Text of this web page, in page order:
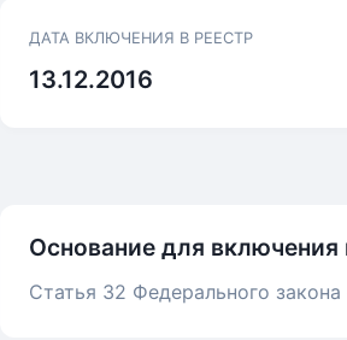
ДАТА ВКЛЮЧЕНИЯ В РЕЕСТР
13.12.2016
Основание для включения
Статья 32 Федерального